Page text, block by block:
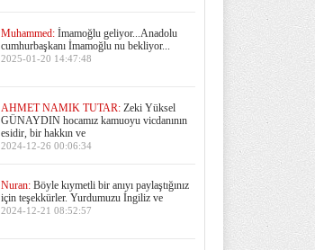
Muhammed: İmamoğlu geliyor...Anadolu
cumhurbaşkanı İmamoğlu nu bekliyor...
2025-01-20 14:47:48
AHMET NAMIK TUTAR: Zeki Yüksel
GÜNAYDIN hocamız kamuoyu vicdanının
esidir, bir hakkın ve
2024-12-26 00:06:34
Nuran: Böyle kıymetli bir anıyı paylaştığınız
için teşekkürler. Yurdumuzu İngiliz ve
2024-12-21 08:52:57